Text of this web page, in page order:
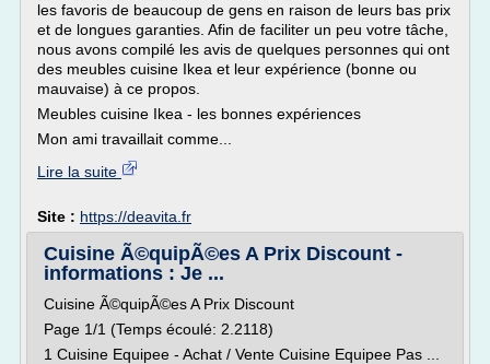
les favoris de beaucoup de gens en raison de leurs bas prix
et de longues garanties. Afin de faciliter un peu votre tâche,
nous avons compilé les avis de quelques personnes qui ont
des meubles cuisine Ikea et leur expérience (bonne ou
mauvaise) à ce propos.
Meubles cuisine Ikea - les bonnes expériences
Mon ami travaillait comme...
Lire la suite
Site : https://deavita.fr
Cuisine Ã©quipÃ©es A Prix Discount -
informations : Je ...
Cuisine Ã©quipÃ©es A Prix Discount
Page 1/1 (Temps écoulé: 2.2118)
1 Cuisine Equipee - Achat / Vente Cuisine Equipee Pas ...